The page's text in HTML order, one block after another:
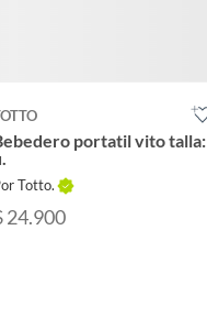
portatil vito talla:
Totto.
24.900